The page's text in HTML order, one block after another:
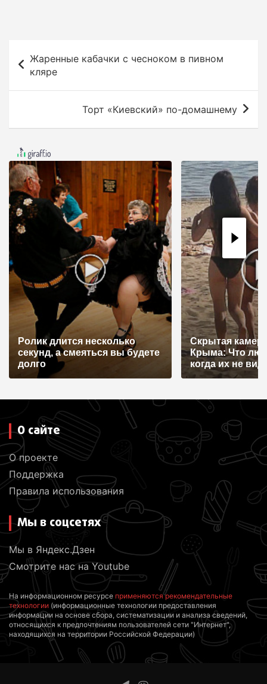
в
г
ц
и
я
п
о
з
а
п
и
м
Жаренные кабачки с чесноком в пивном
кляре
Торт «Киевский» по-домашнему
Ролик длится несколько
секунд, а смеяться вы будете
долго
Скрытая
Крыма: Что
когда их не
О сайте
О проекте
Поддержка
Правила использования
Мы в соцсетях
Мы в Яндекс.Дзен
Смотрите нас на Youtube
На информационном ресурсе применяются рекомендательные
технологии (информационные технологии предоставления
информации на основе сбора, систематизации и анализа сведений,
относящихся к предпочтениям пользователей сети "Интернет",
находящихся на территории Российской Федерации)